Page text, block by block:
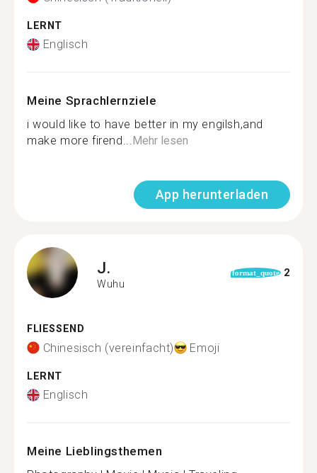
LERNT
Englisch
Meine Sprachlernziele
i would like to have better in my engilsh,and
make more firend...Mehr lesen
App herunterladen
J.
Wuhu
format_quote 2
FLIESSEND
Chinesisch (vereinfacht) Emoji
LERNT
Englisch
Meine Lieblingsthemen